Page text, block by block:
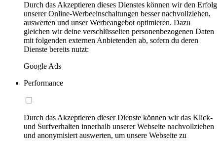
Durch das Akzeptieren dieses Dienstes können wir den Erfolg
unserer Online-Werbeeinschaltungen besser nachvollziehen,
auswerten und unser Werbeangebot optimieren. Dazu
gleichen wir deine verschlüsselten personenbezogenen Daten
mit folgenden externen Anbietenden ab, sofern du deren
Dienste bereits nutzt:
Google Ads
Performance
Durch das Akzeptieren dieser Dienste können wir das Klick-
und Surfverhalten innerhalb unserer Webseite nachvollziehen
und anonymisiert auswerten, um unsere Webseite zu